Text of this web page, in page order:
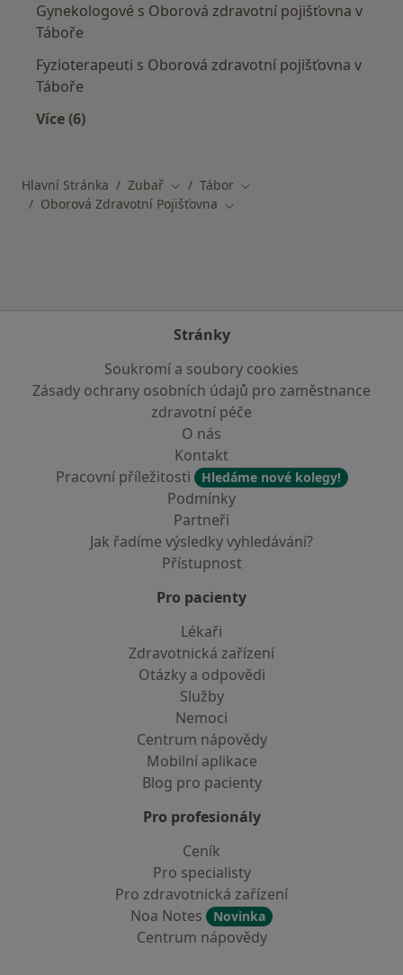
Gynekologové s Oborová zdravotní pojišťovna v
Táboře
Fyzioterapeuti s Oborová zdravotní pojišťovna v
Táboře
Více (6)
Hlavní Stránka Zubař Změna města
Tábor Změna města
Oborová Zdravotní Pojišťovna Změna města
Stránky
Soukromí a soubory cookies
Zásady ochrany osobních údajů pro zaměstnance
zdravotní péče
O nás
Kontakt
Pracovní příležitosti
Hledáme nové kolegy!
Podmínky
Partneři
Jak řadíme výsledky vyhledávání?
Přístupnost
Pro pacienty
Lékaři
Zdravotnická zařízení
Otázky a odpovědi
Služby
Nemoci
Centrum nápovědy
Mobilní aplikace
Blog pro pacienty
Pro profesionály
Ceník
Pro specialisty
Pro zdravotnická zařízení
Noa Notes
Novinka
Centrum nápovědy